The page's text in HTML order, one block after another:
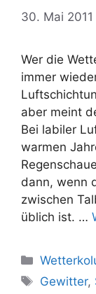
30. Mai 2011
Wer die
immer
aber meint
Bei labiler
warmen
dann, wenn
zwischen
üblich ist. …
Gewitter,